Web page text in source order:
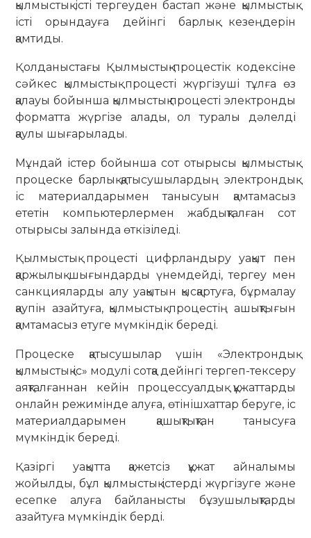
қылмыстық істі тергеуден бастап және қылмыстық
істі орындауға дейінгі барлық кезеңдерін
қамтиды.
Қолданыстағы Қылмыстық-процестік кодексіне
сәйкес қылмыстық процесті жүргізуші тұлға өз
қалауы бойынша қылмыстық процесті электронды
форматта жүргізе алады, ол туралы дәлелді
қаулы шығарылады.
Мұндай істер бойынша сот отырысы қылмыстық
процеске барлық қатысушылардың электрондық
іс материалдарымен танысуын қамтамасыз
ететін компьютерлермен жабдықталған сот
отырысы залында өткізіледі.
Қылмыстық процесті цифрландыру уақыт пен
қаржылық шығындарды үнемдейді, тергеу мен
санкцияларды алу уақытын қысқартуға, бұрмалау
қаупін азайтуға, қылмыстық процестің ашықтығын
қамтамасыз етуге мүмкіндік береді.
Процеске қатысушылар үшін «Электрондық
қылмыстық іс» модулі сотқа дейінгі тергеп-тексеру
аяқталғаннан кейін процессуалдық құжаттарды
онлайн режимінде алуға, өтінішхаттар беруге, іс
материалдарымен қашықтықтан танысуға
мүмкіндік береді.
Қазіргі уақытта қажетсіз құжат айналымы
жойылды, бұл қылмыстық істерді жүргізуге және
есепке алуға байланысты бұзушылықтарды
азайтуға мүмкіндік берді.